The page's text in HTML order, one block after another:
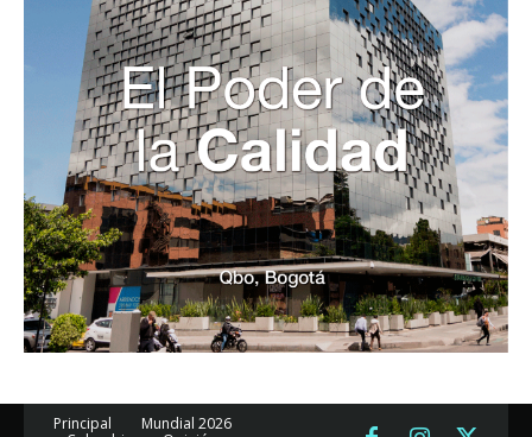
Principal
Mundial 2026